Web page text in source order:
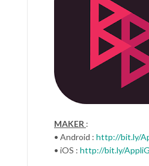
MAKER :
• Android : http://bit.ly/
• iOS : http://bit.ly/